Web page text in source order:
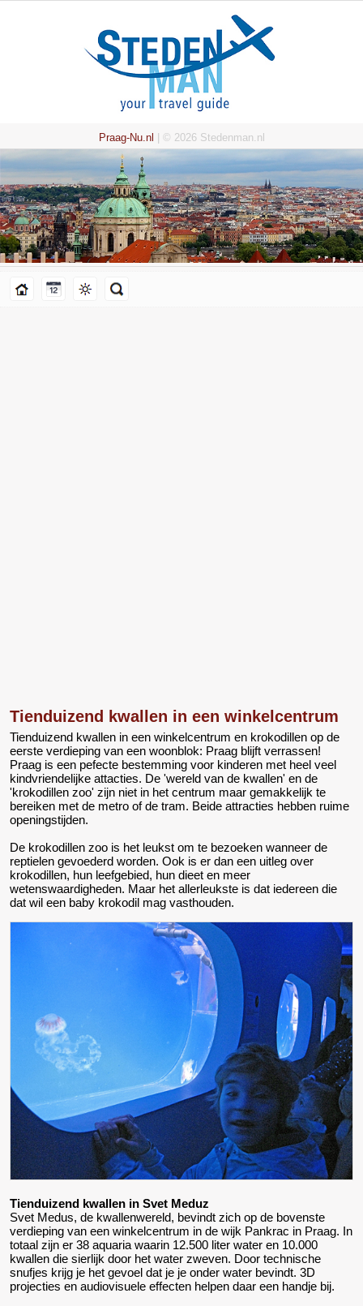
Praag-Nu.nl | © 2026 Stedenman.nl
Tienduizend kwallen in een winkelcentrum
Tienduizend kwallen in een winkelcentrum en krokodillen op de
eerste verdieping van een woonblok: Praag blijft verrassen!
Praag is een pefecte bestemming voor kinderen met heel veel
kindvriendelijke attacties. De 'wereld van de kwallen' en de
'krokodillen zoo' zijn niet in het centrum maar gemakkelijk te
bereiken met de metro of de tram. Beide attracties hebben ruime
openingstijden.
De krokodillen zoo is het leukst om te bezoeken wanneer de
reptielen gevoederd worden. Ook is er dan een uitleg over
krokodillen, hun leefgebied, hun dieet en meer
wetenswaardigheden. Maar het allerleukste is dat iedereen die
dat wil een baby krokodil mag vasthouden.
Tienduizend kwallen in Svet Meduz
Svet Medus, de kwallenwereld, bevindt zich op de bovenste
verdieping van een winkelcentrum in de wijk Pankrac in Praag. In
totaal zijn er 38 aquaria waarin 12.500 liter water en 10.000
kwallen die sierlijk door het water zweven. Door technische
snufjes krijg je het gevoel dat je je onder water bevindt. 3D
projecties en audiovisuele effecten helpen daar een handje bij.